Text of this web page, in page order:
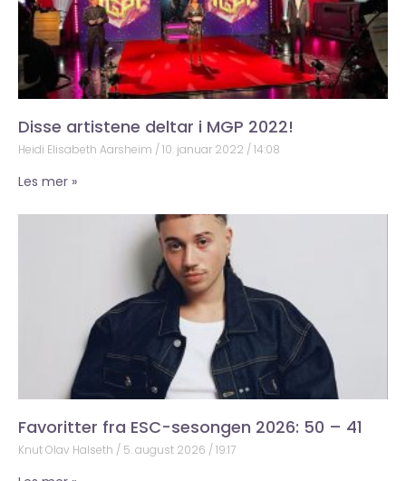
Disse artistene deltar i MGP 2022!
Heidi Elisabeth Aarsheim 10. januar 2022 14:08
Les mer »
Favoritter fra ESC-sesongen 2026: 50 – 41
Knut Olav Halseth 5. august 2026 19:17